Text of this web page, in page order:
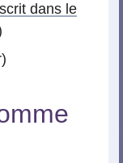
dans le